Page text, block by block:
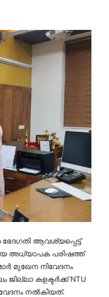
ഭേദഗതി ആവശ്യപ്പെട്ട്
അധ്യാപക പരിഷത്ത്
മുഖേന നിവേദനം
കളക്ടർക്ക് NTU
നൽകിയത്.